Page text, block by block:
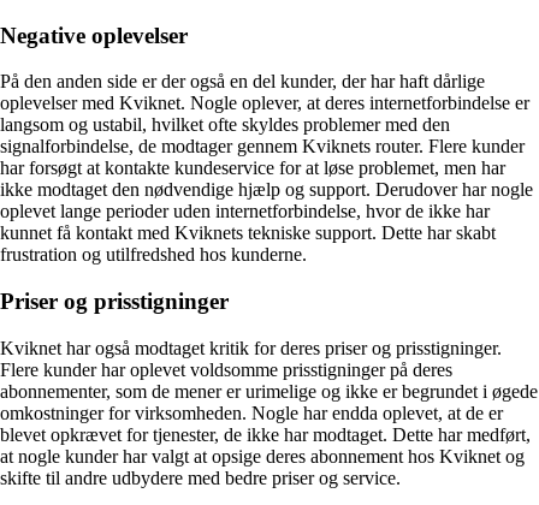
Negative oplevelser
På den anden side er der også en del kunder, der har haft dårlige
oplevelser med Kviknet. Nogle oplever, at deres internetforbindelse er
langsom og ustabil, hvilket ofte skyldes problemer med den
signalforbindelse, de modtager gennem Kviknets router. Flere kunder
har forsøgt at kontakte kundeservice for at løse problemet, men har
ikke modtaget den nødvendige hjælp og support. Derudover har nogle
oplevet lange perioder uden internetforbindelse, hvor de ikke har
kunnet få kontakt med Kviknets tekniske support. Dette har skabt
frustration og utilfredshed hos kunderne.
Priser og prisstigninger
Kviknet har også modtaget kritik for deres priser og prisstigninger.
Flere kunder har oplevet voldsomme prisstigninger på deres
abonnementer, som de mener er urimelige og ikke er begrundet i øgede
omkostninger for virksomheden. Nogle har endda oplevet, at de er
blevet opkrævet for tjenester, de ikke har modtaget. Dette har medført,
at nogle kunder har valgt at opsige deres abonnement hos Kviknet og
skifte til andre udbydere med bedre priser og service.